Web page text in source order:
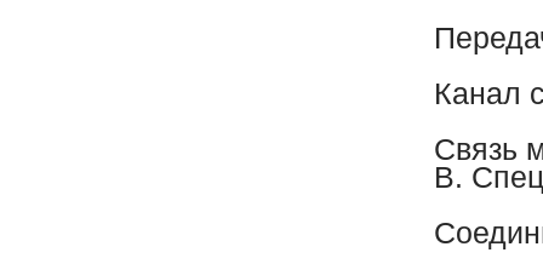
Канал
Связь
В.